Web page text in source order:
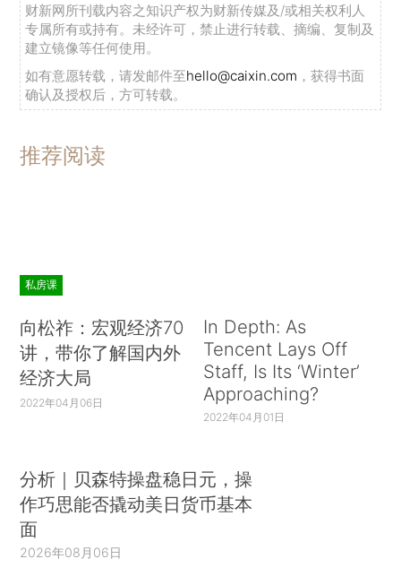
财新网所刊载内容之知识产权为财新传媒及/或相关权利人
专属所有或持有。未经许可，禁止进行转载、摘编、复制及
建立镜像等任何使用。
如有意愿转载，请发邮件至hello@caixin.com ，获得书面
确认及授权后，方可转载。
推荐阅读
私房课
向松祚：宏观经济70
讲，带你了解国内外
经济大局
2022年04月06日
In Depth: As
Tencent Lays Off
Staff, Is Its ‘Winter’
Approaching?
2022年04月01日
分析｜贝森特操盘稳日元，操
作巧思能否撬动美日货币基本
面
2026年08月06日